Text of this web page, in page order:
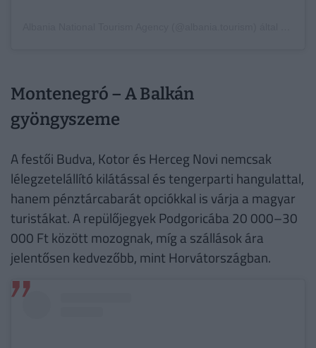
Montenegró – A Balkán
gyöngyszeme
A festői Budva, Kotor és Herceg Novi nemcsak
lélegzetelállító kilátással és tengerparti hangulattal,
hanem pénztárcabarát opciókkal is várja a magyar
turistákat. A repülőjegyek Podgoricába 20 000–30
000 Ft között mozognak, míg a szállások ára
jelentősen kedvezőbb, mint Horvátországban.